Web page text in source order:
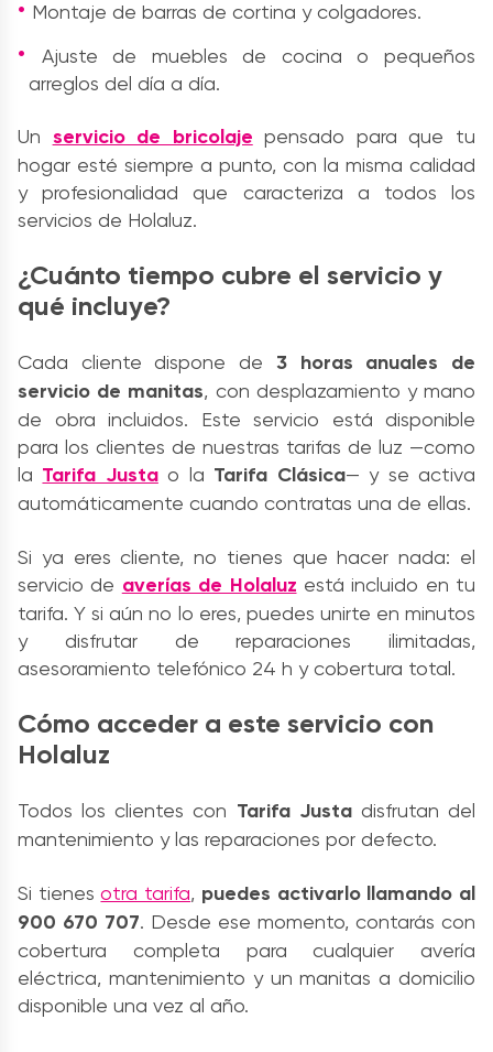
Montaje de barras de cortina y colgadores.
Ajuste de muebles de cocina o pequeños
arreglos del día a día.
Un servicio de bricolaje pensado para que tu
hogar esté siempre a punto, con la misma calidad
y profesionalidad que caracteriza a todos los
servicios de Holaluz.
¿Cuánto tiempo cubre el servicio y
qué incluye?
Cada cliente dispone de 3 horas anuales de
servicio de manitas, con desplazamiento y mano
de obra incluidos. Este servicio está disponible
para los clientes de nuestras tarifas de luz —como
la Tarifa Justao la Tarifa Clásica— y se activa
automáticamente cuando contratas una de ellas.
Si ya eres cliente, no tienes que hacer nada: el
servicio de averías de Holaluz está incluido en tu
tarifa. Y si aún no lo eres, puedes unirte en minutos
y disfrutar de reparaciones ilimitadas,
asesoramiento telefónico 24 h y cobertura total.
Cómo acceder a este servicio con
Holaluz
Todos los clientes con Tarifa Justadisfrutan del
mantenimiento y las reparaciones por defecto.
Si tienesotra tarifa, puedes activarlo llamando al
900 670 707. Desde ese momento, contarás con
cobertura completa para cualquier avería
eléctrica, mantenimiento y un manitas a domicilio
disponible una vez al año.